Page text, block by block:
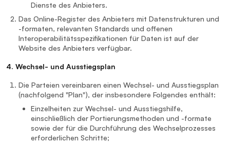
Dienste des Anbieters.
Das Online-Register des Anbieters mit Datenstrukturen und
-formaten, relevanten Standards und offenen
Interoperabilitätsspezifikationen für Daten ist auf der
Website des Anbieters verfügbar.
4. Wechsel- und Ausstiegsplan
Die Parteien vereinbaren einen Wechsel- und Ausstiegsplan
(nachfolgend "Plan"), der insbesondere Folgendes enthält:
Einzelheiten zur Wechsel- und Ausstiegshilfe,
einschließlich der Portierungsmethoden und -formate
sowie der für die Durchführung des Wechselprozesses
erforderlichen Schritte;